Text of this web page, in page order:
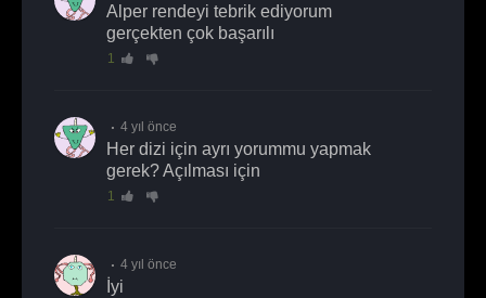
alper rendeyi tebrik ediyorum
gerçekten çok başarılı
1
4 yıl önce
her dizi için ayrı yorummu yapmak
gerek? Açılması için
1
4 yıl önce
iyi